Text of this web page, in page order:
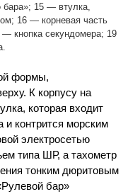
15 — втулка,
16 — корневая часть
кнопка секундомера; 19
формы,
К корпусу на
которая входит
и контрится морским
электросетью
типа ШР, а тахометр
тонким дюритовым
бар»